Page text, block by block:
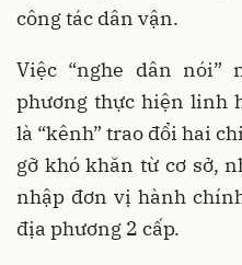
công tác dân vận.
Việc “nghe dân nói”
phương thực hiện linh
là “kênh” trao đổi hai
gỡ khó khăn từ cơ sở,
nhập đơn vị hành
địa phương 2 cấp.